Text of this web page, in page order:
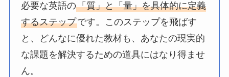
必要な英語の「質」と「量」を具体的に定義
するステップです。このステップを飛ばす
と、どんなに優れた教材も、あなたの現実的
な課題を解決するための道具にはなり得ませ
ん。